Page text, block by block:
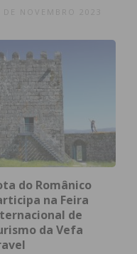
de forma diferente
do
por e-mail e
a informação
do Românico
na Feira
de
da Vefa